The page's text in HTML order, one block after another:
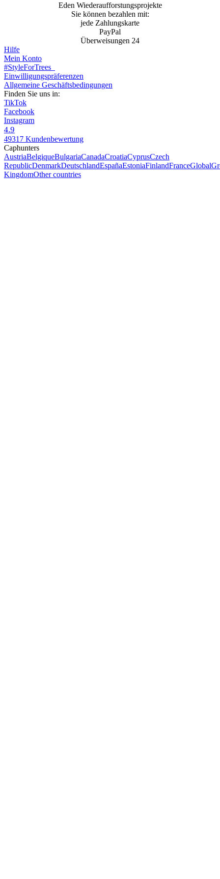
Eden Wiederaufforstungsprojekte
Sie können bezahlen mit:
jede Zahlungskarte
PayPal
Überweisungen 24
Hilfe
Mein Konto
#StyleForTrees
Einwilligungspräferenzen
Allgemeine Geschäftsbedingungen
Finden Sie uns in:
TikTok
Facebook
Instagram
4.9
49317 Kundenbewertung
Caphunters
AustriaBelgiqueBulgariaCanadaCroatiaCyprusCzech
RepublicDenmarkDeutschlandEspañaEstoniaFinlandFranceGlobal
KingdomOther countries